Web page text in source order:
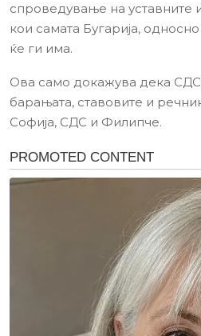
спроведување на уставните
кои самата Бугарија,
ќе ги има.
Ова само докажува дека СДС
барањата, ставовите и
Софија, СДС и Филипче.